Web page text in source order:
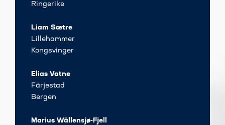
Ringerike
Liam Sætre
Lillehammer
Kongsvinger
Elias Vatne
Färjestad
Bergen
Marius Wällensjø-Fjell